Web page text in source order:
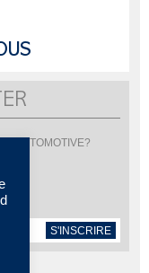
AUTOMOTIVE?
S'INSCRIRE